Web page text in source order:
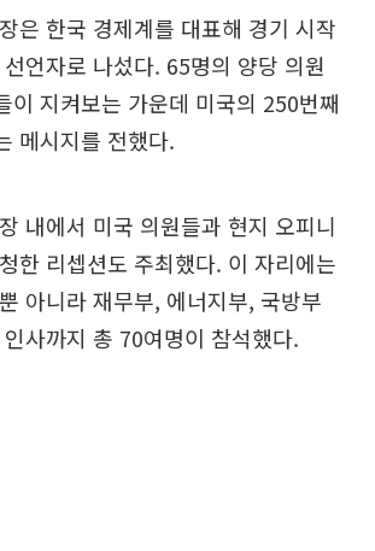
은 한국 경제계를 대표해 경기 시작
언자로 나섰다. 65명의 양당 의원
이 지켜보는 가운데 미국의 250번째
메시지를 전했다.
내에서 미국 의원들과 현지 오피니
한 리셉션도 주최했다. 이 자리에는
아니라 재무부, 에너지부, 국방부
사까지 총 70여명이 참석했다.